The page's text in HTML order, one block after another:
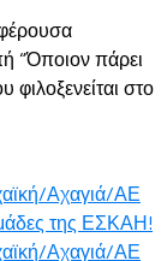
“Όποιον πάρει
στο